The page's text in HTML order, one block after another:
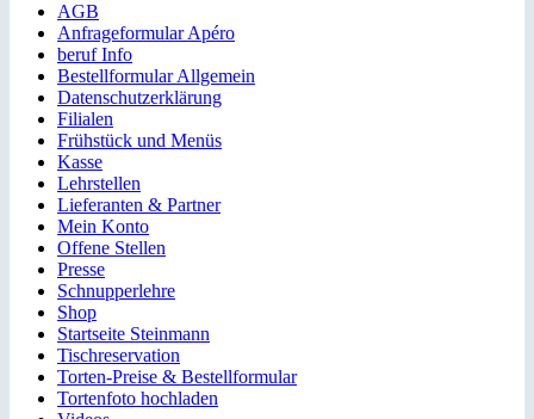
AGB
Anfrageformular Apéro
beruf Info
Bestellformular Allgemein
Datenschutzerklärung
Filialen
Frühstück und Menüs
Kasse
Lehrstellen
Lieferanten & Partner
Mein Konto
Offene Stellen
Presse
Schnupperlehre
Shop
Startseite Steinmann
Tischreservation
Torten-Preise & Bestellformular
Tortenfoto hochladen